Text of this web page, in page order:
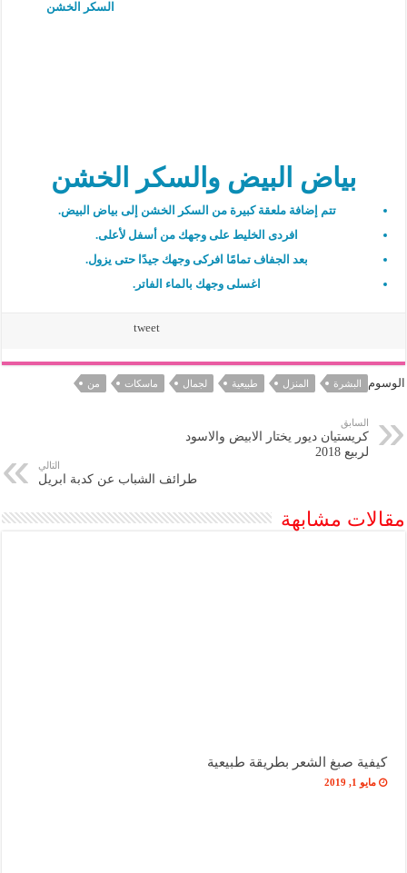
السكر الخشن
بياض البيض والسكر الخشن
تتم إضافة ملعقة كبيرة من السكر الخشن إلى بياض البيض.
افردى الخليط على وجهك من أسفل لأعلى.
بعد الجفاف تمامًا افركى وجهك جيدًا حتى يزول.
اغسلى وجهك بالماء الفاتر.
tweet
الوسوم البشرة المنزل طبيعية لجمال ماسكات من
السابق
كريستيان ديور يختار الابيض والاسود
لربيع 2018
التالي
طرائف الشباب عن كدبة ابريل
مقالات مشابهة
كيفية صبغ الشعر بطريقة طبيعية
مايو 1, 2019